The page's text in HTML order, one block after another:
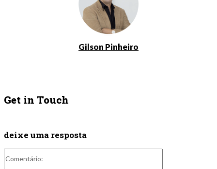
Gilson Pinheiro
Get in Touch
deixe uma resposta